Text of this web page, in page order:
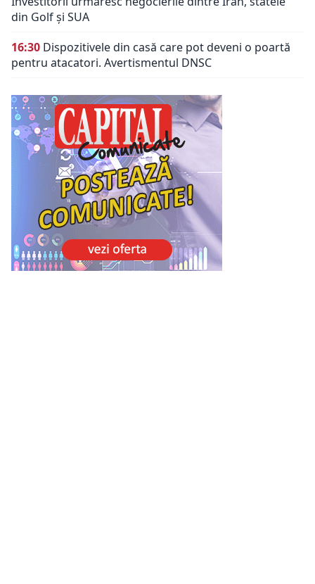
din Golf și SUA
16:30 Dispozitivele din casă care pot deveni o poartă
pentru atacatori. Avertismentul DNSC